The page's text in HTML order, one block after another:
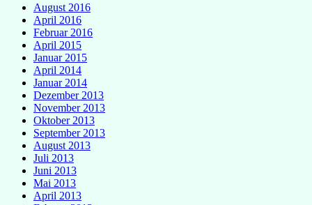
August 2016
April 2016
Februar 2016
April 2015
Januar 2015
April 2014
Januar 2014
Dezember 2013
November 2013
Oktober 2013
September 2013
August 2013
Juli 2013
Juni 2013
Mai 2013
April 2013